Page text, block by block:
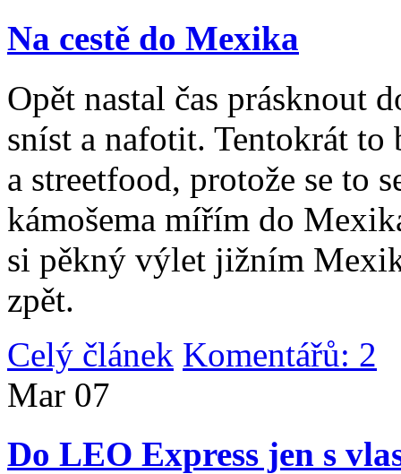
Na cestě do Mexika
Opět nastal čas prásknout
sníst a nafotit. Tentokrát
a streetfood, protože se to
kámošema mířím do
si pěkný výlet jižním
zpět.
Celý článek Komentářů: 2
Mar 07
Do LEO Express jen s